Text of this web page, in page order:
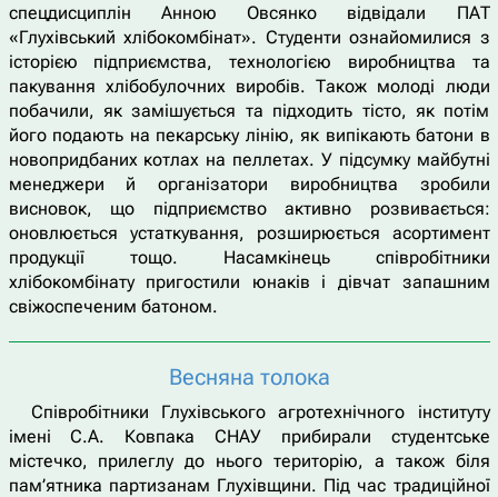
спецдисциплін Анною Овсянко відвідали ПАТ
«Глухівський хлібокомбінат». Студенти ознайомилися з
історією підприємства, технологією виробництва та
пакування хлібобулочних виробів. Також молоді люди
побачили, як замішується та підходить тісто, як потім
його подають на пекарську лінію, як випікають батони в
новопридбаних котлах на пеллетах. У підсумку майбутні
менеджери й організатори виробництва зробили
висновок, що підприємство активно розвивається:
оновлюється устаткування, розширюється асортимент
продукції тощо. Насамкінець співробітники
хлібокомбінату пригостили юнаків і дівчат запашним
свіжоспеченим батоном.
Весняна толока
Співробітники Глухівського агротехнічного інституту
імені С.А. Ковпака СНАУ прибирали студентське
містечко, прилеглу до нього територію, а також біля
пам’ятника партизанам Глухівщини. Під час традиційної